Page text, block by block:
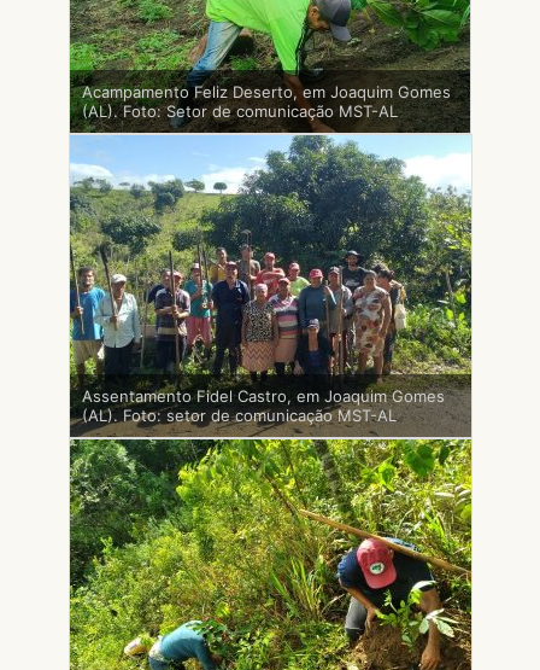
Acampamento Feliz Deserto, em Joaquim Gomes
(AL). Foto: Setor de comunicação MST-AL
Assentamento Fidel Castro, em Joaquim Gomes
(AL). Foto: setor de comunicação MST-AL